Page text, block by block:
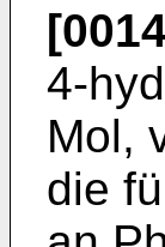
4-
Mol,
die